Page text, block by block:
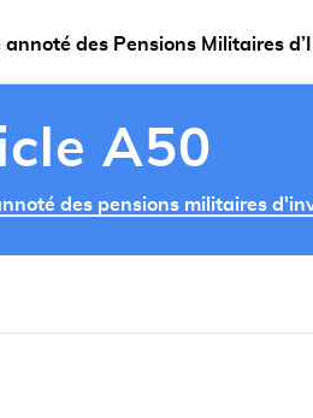
annoté des Pensions Militaires
A50
des pensions militaires